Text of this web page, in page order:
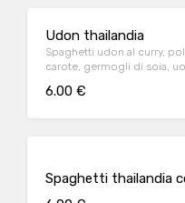
Udon thailandia
Spaghetti udon al curry,
carote, germogli di soia,
6.00 €
Spaghetti thailandia